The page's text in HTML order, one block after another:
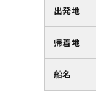
出発地
帰着地
船名